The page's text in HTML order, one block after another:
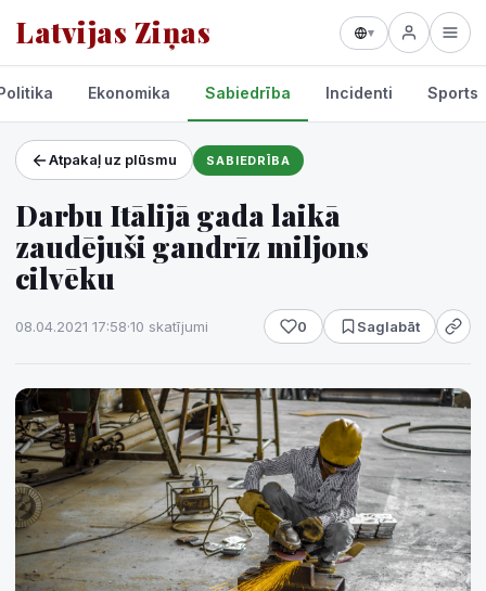
Latvijas Ziņas ▾
Projekti un pakalpojumi
Laikapstākļi
Ekonomika Sabiedrība Incidenti Sports
Atpakaļ uz plūsmu SABIEDRĪBA
Darbu Itālijā gada laikā
zaudējuši gandrīz miljons
cilvēku
08.04.2021 17:58·10 skatījumi 0 Saglabāt